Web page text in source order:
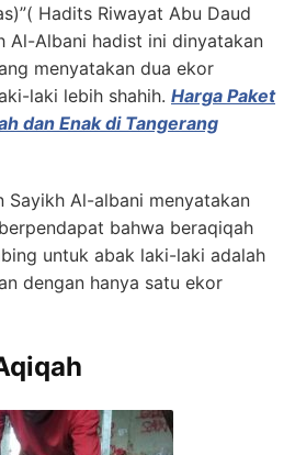
Hadits Riwayat Abu Daud
Al-Albani hadist ini dinyatakan
menyatakan dua ekor
laki lebih shahih. Harga Paket
dan Enak di Tangerang
Sayikh Al-albani menyatakan
bahwa beraqiqah
untuk abak laki-laki adalah
dengan hanya satu ekor